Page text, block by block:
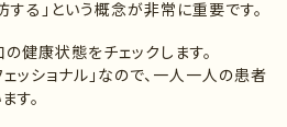
する」という概念が非常に重要です。
健康状態をチェックします。
ッショナル」なので、一人一人の患者
す。